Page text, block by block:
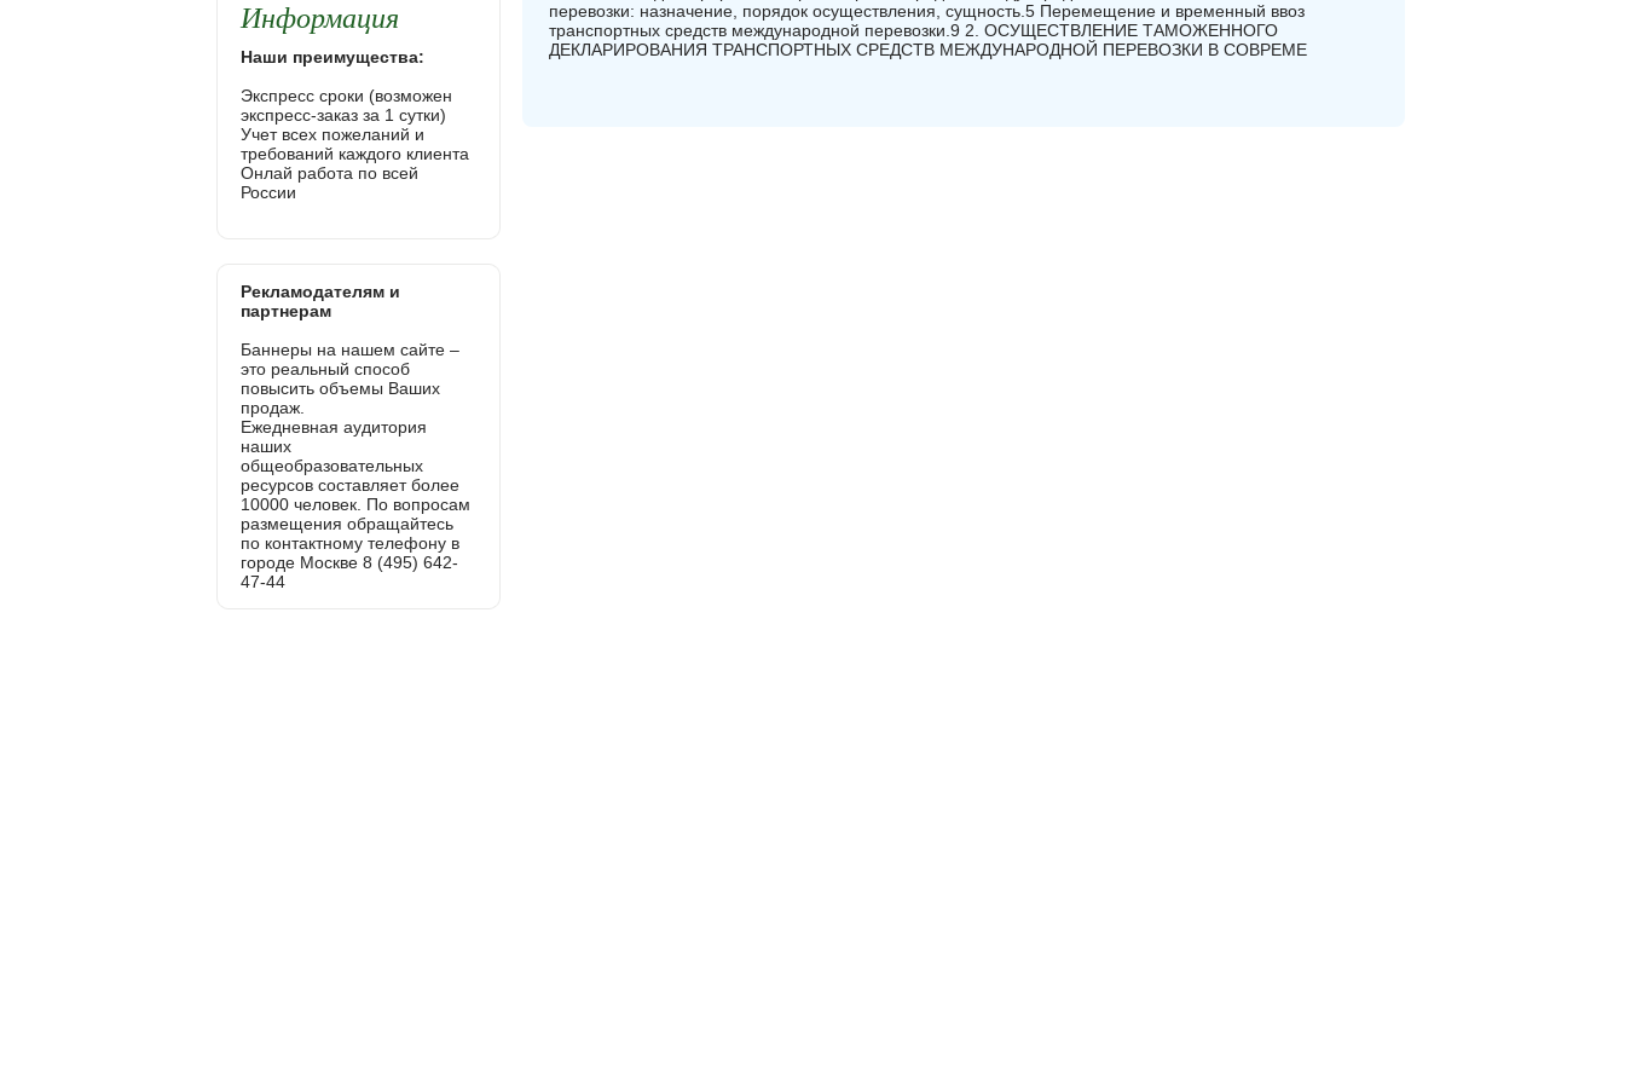
перевозки: назначение, порядок осуществления, сущность.5 Перемещение и временный ввоз
транспортных средств международной перевозки.9 2. ОСУЩЕСТВЛЕНИЕ ТАМОЖЕННОГО
ДЕКЛАРИРОВАНИЯ ТРАНСПОРТНЫХ СРЕДСТВ МЕЖДУНАРОДНОЙ ПЕРЕВОЗКИ В СОВРЕМЕ
Информация
Наши преимущества:
Экспресс сроки (возможен
экспресс-заказ за 1 сутки)
Учет всех пожеланий и
требований каждого клиента
Онлай работа по всей
России
Рекламодателям и
партнерам
Баннеры на нашем сайте –
это реальный способ
повысить объемы Ваших
продаж.
Ежедневная аудитория
наших
общеобразовательных
ресурсов составляет более
10000 человек. По вопросам
размещения обращайтесь
по контактному телефону в
городе Москве 8 (495) 642-
47-44